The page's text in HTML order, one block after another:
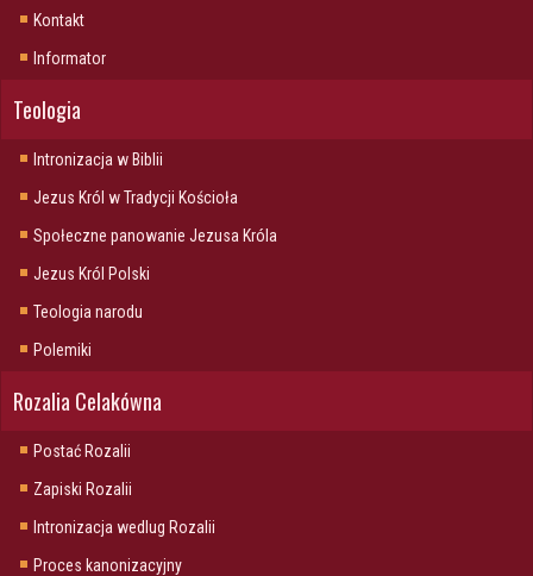
Kontakt
Informator
Teologia
Intronizacja w Biblii
Jezus Król w Tradycji Kościoła
Społeczne panowanie Jezusa Króla
Jezus Król Polski
Teologia narodu
Polemiki
Rozalia Celakówna
Postać Rozalii
Zapiski Rozalii
Intronizacja wedlug Rozalii
Proces kanonizacyjny